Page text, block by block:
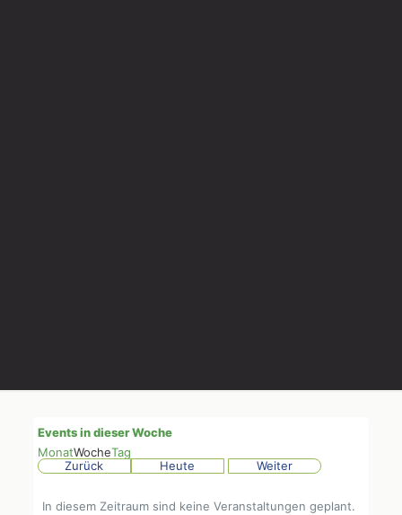
Events in dieser Woche
MonatWocheTag
Zurück
Heute Weiter
In diesem Zeitraum sind keine Veranstaltungen geplant.